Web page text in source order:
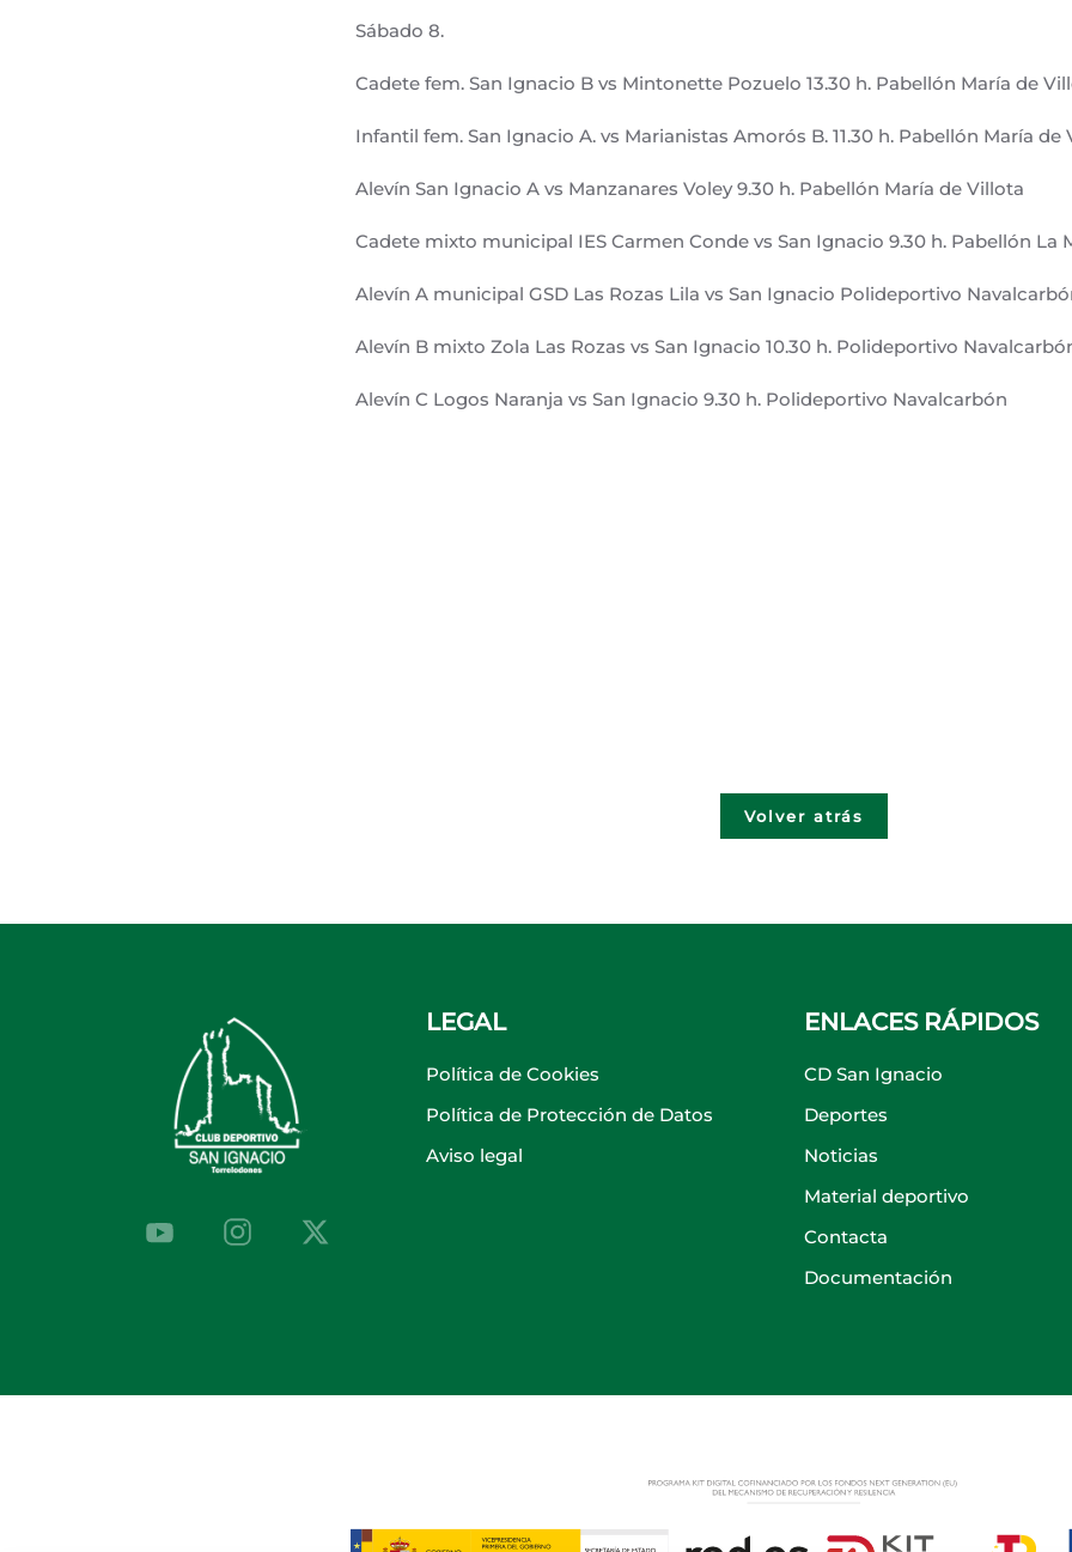
Sábado 8.
Cadete fem. San Ignacio B vs Mintonette Pozuelo 13.30 h. Pabellón María de
Infantil fem. San Ignacio A. vs Marianistas Amorós B. 11.30 h. Pabellón María de
Alevín San Ignacio A vs Manzanares Voley 9.30 h. Pabellón María de Villota
Cadete mixto municipal IES Carmen Conde vs San Ignacio 9.30 h. Pabellón La
Alevín A municipal GSD Las Rozas Lila vs San Ignacio Polideportivo
Alevín B mixto Zola Las Rozas vs San Ignacio 10.30 h. Polideportivo
Alevín C Logos Naranja vs San Ignacio 9.30 h. Polideportivo Navalcarbón
Volver atrás
LEGAL
Política de Cookies
Política de Protección de Datos
Aviso legal
ENLACES RÁPIDOS
CD San Ignacio
Deportes
Noticias
Material deportivo
Contacta
Documentación